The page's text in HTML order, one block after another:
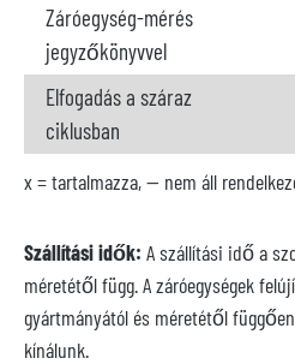
Záróegység-mérés
jegyzőkönyvvel
Elfogadás a száraz
ciklusban
x = tartalmazza, -- nem áll
Szállítási idők: A szállítási idő a
méretétől függ. A záróegységek
gyártmányától és méretétől
kínálunk.